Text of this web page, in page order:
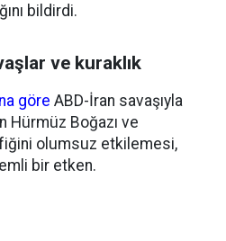
bildirdi.
ve kuraklık
göre ABD-İran savaşıyla
Hürmüz Boğazı ve
olumsuz etkilemesi,
bir etken.